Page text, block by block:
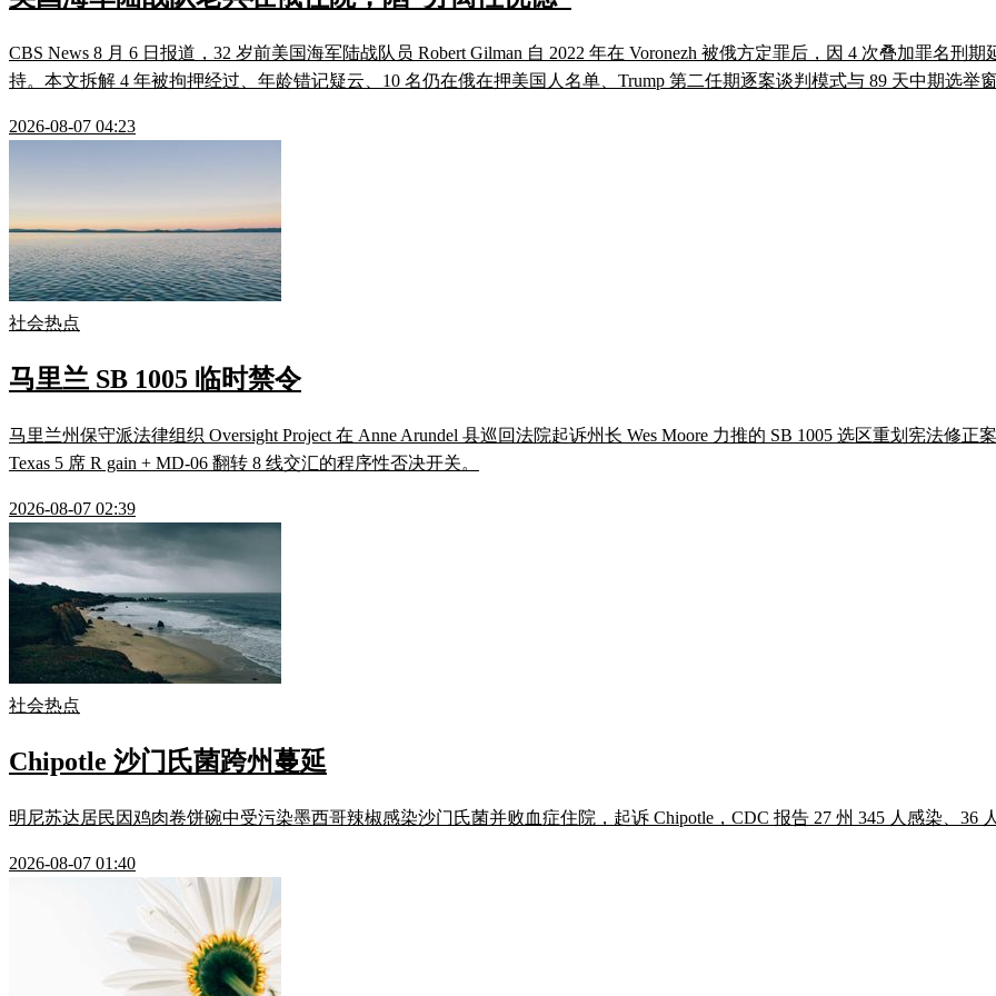
CBS News 8 月 6 日报道，32 岁前美国海军陆战队员 Robert Gilman 自 2022 年在 Voronezh 被俄方定罪后，因 4 次叠加罪名刑
持。本文拆解 4 年被拘押经过、年龄错记疑云、10 名仍在俄在押美国人名单、Trump 第二任期逐案谈判模式与 89 天中期选举
2026-08-07 04:23
社会热点
马里兰 SB 1005 临时禁令
马里兰州保守派法律组织 Oversight Project 在 Anne Arundel 县巡回法院起诉州长 Wes Moore 力推的 SB 1005 选区重划宪法修
Texas 5 席 R gain + MD-06 翻转 8 线交汇的程序性否决开关。
2026-08-07 02:39
社会热点
Chipotle 沙门氏菌跨州蔓延
明尼苏达居民因鸡肉卷饼碗中受污染墨西哥辣椒感染沙门氏菌并败血症住院，起诉 Chipotle，CDC 报告 27 州 345 人感染、36
2026-08-07 01:40